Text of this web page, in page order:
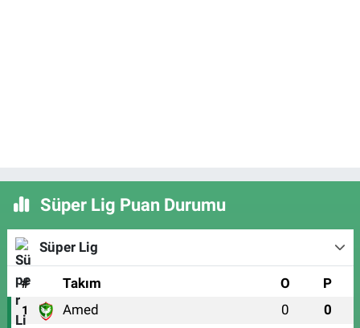
Süper Lig Puan Durumu
Süper Lig
# Takım O P
1 Amed 0 0